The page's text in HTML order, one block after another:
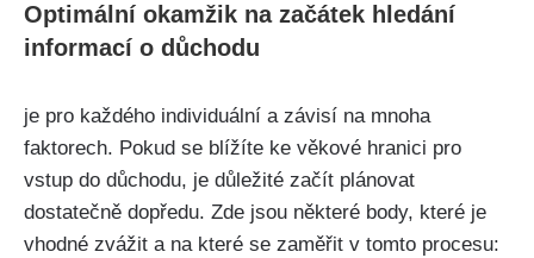
Optimální okamžik na začátek hledání
informací o důchodu
je pro každého individuální a závisí na mnoha
faktorech. Pokud se blížíte ke věkové hranici pro
vstup do důchodu, je důležité začít plánovat
dostatečně dopředu. Zde jsou některé body, které je
vhodné zvážit a na které se zaměřit v tomto procesu: